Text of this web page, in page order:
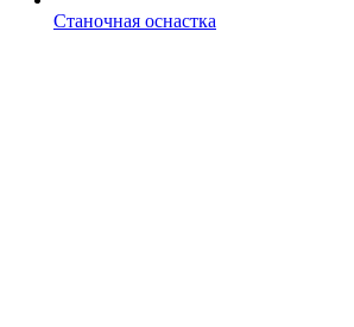
Станочная оснастка